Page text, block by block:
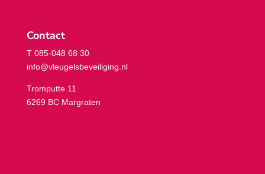
Contact
T 085-048 68 30
info@vleugelsbeveiliging.nl
Tromputte 11
6269 BC Margraten